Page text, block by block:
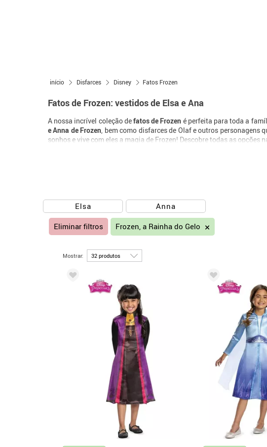
início Disfarces Disney Fatos Frozen
Fatos de Frozen: vestidos de Elsa e Ana
A nossa incrível coleção defatos de Frozen é perfeita para toda a
e Anna de Frozen, bem como disfarces de Olaf e outros personagens
sonhos e vive com eles a magia de Frozen! Descobre todas as opções
Elsa Anna
Eliminar filtros Frozen, a Rainha do Gelo
Mostrar: